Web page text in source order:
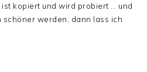
kopiert und wird probiert … und
werden, dann lass ich